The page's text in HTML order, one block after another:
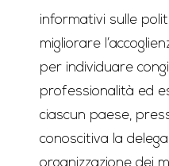
informativi sulle
migliorare
per individuare
professionalità ed
ciascun paese,
conoscitiva la
organizzazione dei